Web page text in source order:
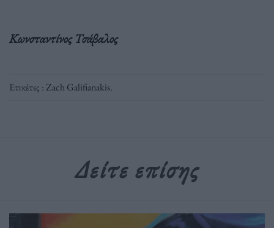
Κωνσταντίνος Τσάβαλος
Ετικέτες :Zach Galifianakis.
Δείτε επίσης